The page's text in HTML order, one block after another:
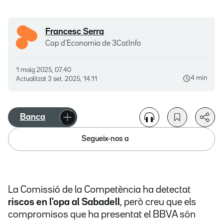
Francesc Serra
Cap d'Economia de 3CatInfo
1 maig 2025, 07.40
Actualitzat 3 set. 2025, 14.11 4 min
Banca
Segueix-nos a
La Comissió de la Competència ha detectat
riscos en l'opa al Sabadell, però creu que els
compromisos que ha presentat el BBVA són